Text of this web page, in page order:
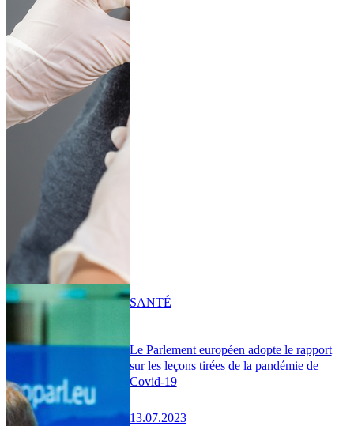
Le Parlement européen adopte le rapport
sur les leçons tirées de la pandémie de
Covid-19
13.07.2023
SANTÉ